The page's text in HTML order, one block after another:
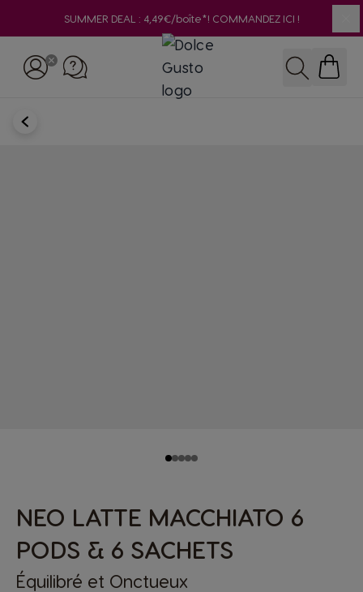
SUMMER DEAL : 4,49€/boîte*! COMMANDEZ ICI !
Rechercher
RETOUR
NEO LATTE MACCHIATO 6
PODS & 6 SACHETS
Équilibré et Onctueux